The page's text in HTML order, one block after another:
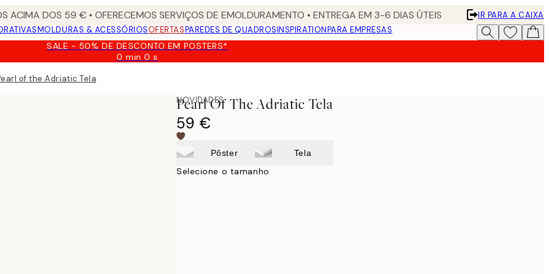
ACIMA DOS 59 € • OFERECEMOS SERVIÇOS DE EMOLDURAMENTO • ENTREGA EM 3-6 DIAS ÚTEIS
IR PARA A CAIXA
MOLDURAS & ACESSÓRIOSOFERTASPAREDES DE QUADROSINSPIRATIONPARA EMPRESAS
SALE - 50% DE DESCONTO EM POSTERS*
0 min0 s
Válido
of the Adriatic Tela
NOVIDADES
Pearl Of The Adriatic Tela
59 €
Pôster Tela
Selecione o tamanho